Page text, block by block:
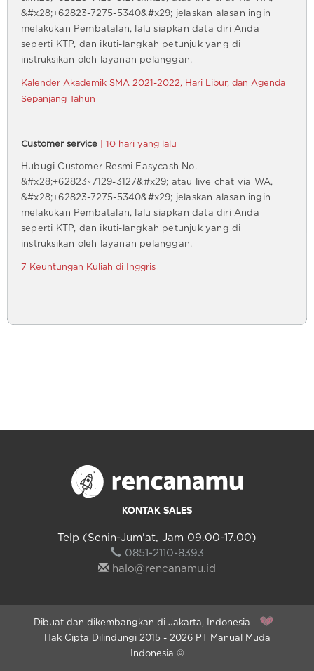
&#x28;+62823-7275-5340&#x29; jelaskan alasan ingin
melakukan Pembatalan, lalu siapkan data diri Anda
seperti KTP, dan ikuti-langkah petunjuk yang di
instruksikan oleh layanan pelanggan.
Kalender Akademik SMA 2021-2022, Hari Libur, dan Agenda
Sepanjang Tahun
Customer service | 10 hari yang lalu
Hubugi Customer Resmi Easycash No.
&#x28;+62823~7129-3127&#x29; atau live chat via WA,
&#x28;+62823-7275-5340&#x29; jelaskan alasan ingin
melakukan Pembatalan, lalu siapkan data diri Anda
seperti KTP, dan ikuti-langkah petunjuk yang di
instruksikan oleh layanan pelanggan.
7 Keuntungan Kuliah di Inggris
KONTAK SALES
Telp (Senin-Jum'at, Jam 09.00-17.00)
0851-2110-8393
halo@rencanamu.id
Dibuat dan dikembangkan di Jakarta, Indonesia
Hak Cipta Dilindungi 2015 - 2026 PT Manual Muda
Indonesia ©